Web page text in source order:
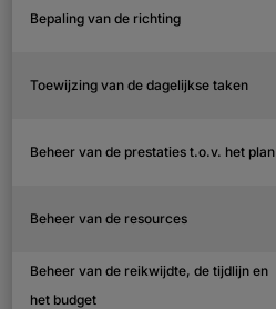
Bepaling van de richting
Toewijzing van de dagelijkse taken
Beheer van de prestaties t.o.v. het plan
Beheer van de resources
Beheer van de reikwijdte, de tijdlijn en
het budget